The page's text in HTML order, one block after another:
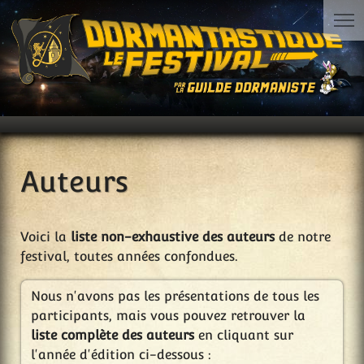
Auteurs
Voici la liste non-exhaustive des auteursde notre
festival, toutes années confondues.
Nous n'avons pas les présentations de tous les
participants, mais vous pouvez retrouver la
liste complète des auteursen cliquant sur
l'année d'édition ci-dessous :